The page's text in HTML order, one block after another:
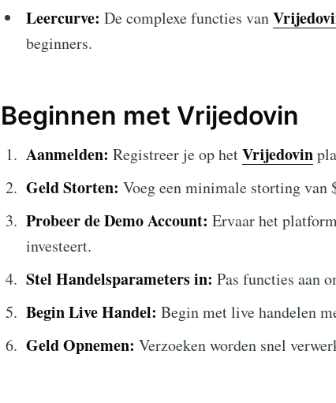
Leercurve: De complexe functies van
beginners.
Beginnen met Vrijedovin
Aanmelden: Registreer je op hetVrijedovin
Geld Storten: Voeg een minimale storting van
Probeer de Demo Account: Ervaar het
investeert.
Stel Handelsparameters in: Pas functies aan
Begin Live Handel: Begin met live handelen
Geld Opnemen: Verzoeken worden snel